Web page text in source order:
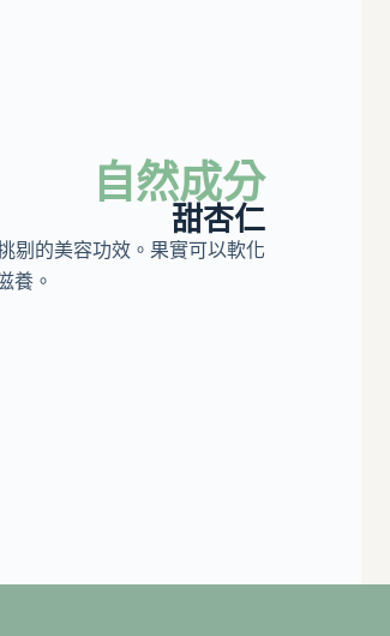
自然成分
甜杏仁
剔的美容功效。果實可以軟化
養。